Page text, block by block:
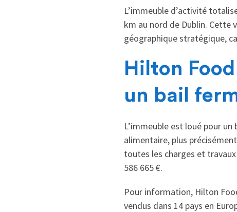
L’immeuble d’activité
km au nord de Dublin. Cette
géographique stratégique,
Hilton
un bail
L’immeuble est loué pour
alimentaire, plus
toutes les charges et
586 665 €.
Pour information, Hilton
vendus dans 14 pays en